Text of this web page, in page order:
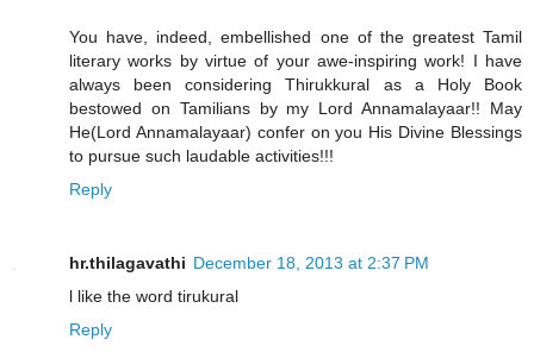
You have, indeed, embellished one of the greatest Tamil
literary works by virtue of your awe-inspiring work! I have
always been considering Thirukkural as a Holy Book
bestowed on Tamilians by my Lord Annamalayaar!! May
He(Lord Annamalayaar) confer on you His Divine Blessings
to pursue such laudable activities!!!
Reply
hr.thilagavathi December 18, 2013 at 2:37 PM
l like the word tirukural
Reply